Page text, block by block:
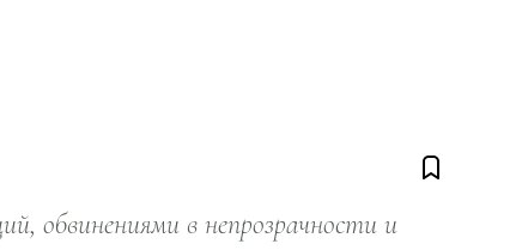
обвинениями в непрозрачности и